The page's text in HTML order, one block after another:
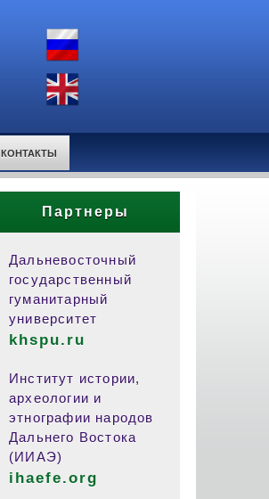
КОНТАКТЫ
Партнеры
Дальневосточный
государственный
гуманитарный
университет
khspu.ru
Институт истории,
археологии и
этнографии народов
Дальнего Востока
(ИИАЭ)
ihaefe.org